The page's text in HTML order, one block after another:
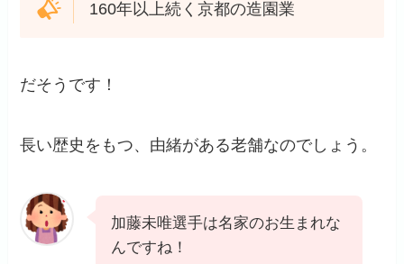
160年以上続く京都の造園業
だそうです！
長い歴史をもつ、由緒がある老舗なのでしょう。
加藤未唯選手は名家のお生まれな
んですね！